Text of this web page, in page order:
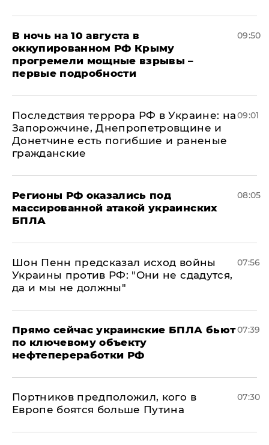
В ночь на 10 августа в
оккупированном РФ Крыму
прогремели мощные взрывы –
первые подробности
09:50
Последствия террора РФ в Украине: на
Запорожчине, Днепропетровщине и
Донетчине есть погибшие и раненые
гражданские
09:01
Регионы РФ оказались под
массированной атакой украинских
БПЛА
08:05
Шон Пенн предсказал исход войны
Украины против РФ: "Они не сдадутся,
да и мы не должны"
07:56
Прямо сейчас украинские БПЛА бьют
по ключевому объекту
нефтепереработки РФ
07:39
Портников предположил, кого в
Европе боятся больше Путина
07:30